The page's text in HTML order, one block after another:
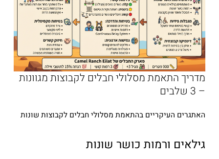
מדריך התאמת מסלולי חבלים לקבוצות מגוונות
– 3 שלבים
האתגרים העיקריים בהתאמת מסלולי חבלים לקבוצות שונות
גילאים ורמות כושר שונות